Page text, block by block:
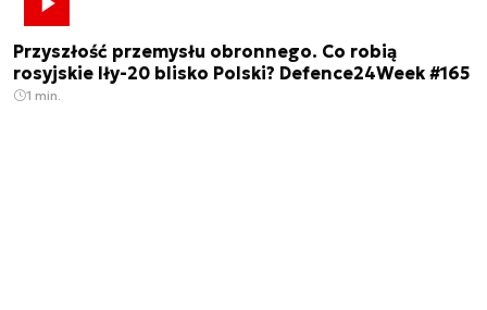
Przyszłość przemysłu obronnego. Co robią
rosyjskie Iły-20 blisko Polski? Defence24Week #165
1 min.